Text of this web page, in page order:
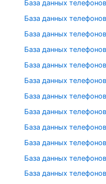
База данных
База данных
База данных
База данных
База данных
База данных
База данных
База данных
База данных
База данных
База данных
База данных